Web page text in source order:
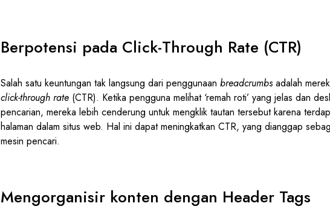
Berpotensi pada Click-Through Rate (CTR)
Salah satu keuntungan tak langsung dari penggunaan breadcrumbsadalah
click-through rate (CTR). Ketika pengguna melihat ‘remah roti’ yang jelas dan
pencarian, mereka lebih cenderung untuk mengklik tautan tersebut karena
halaman dalam situs web. Hal ini dapat meningkatkan CTR, yang dianggap
mesin pencari.
Mengorganisir konten dengan Header Tags